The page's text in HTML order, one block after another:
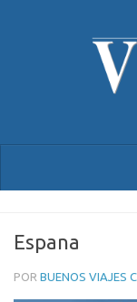
Espana
POR BUENOS VIAJES